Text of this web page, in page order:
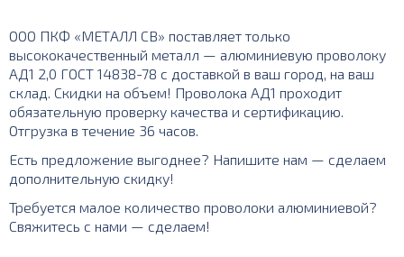
ООО ПКФ «МЕТАЛЛ СВ» поставляет только
высококачественный металл — алюминиевую проволоку
АД1 2,0 ГОСТ 14838-78 с доставкой в ваш город, на ваш
склад. Скидки на объем! Проволока АД1 проходит
обязательную проверку качества и сертификацию.
Отгрузка в течение 36 часов.
Есть предложение выгоднее? Напишите нам — сделаем
дополнительную скидку!
Требуется малое количество проволоки алюминиевой?
Свяжитесь с нами — сделаем!